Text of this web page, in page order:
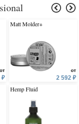
от
₽
Matt Molder+
от
2 592 ₽
Hemp Fluid